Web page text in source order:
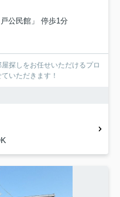
公民館」 停歩1分
探しをお任せいただけるプロ
いただきます！